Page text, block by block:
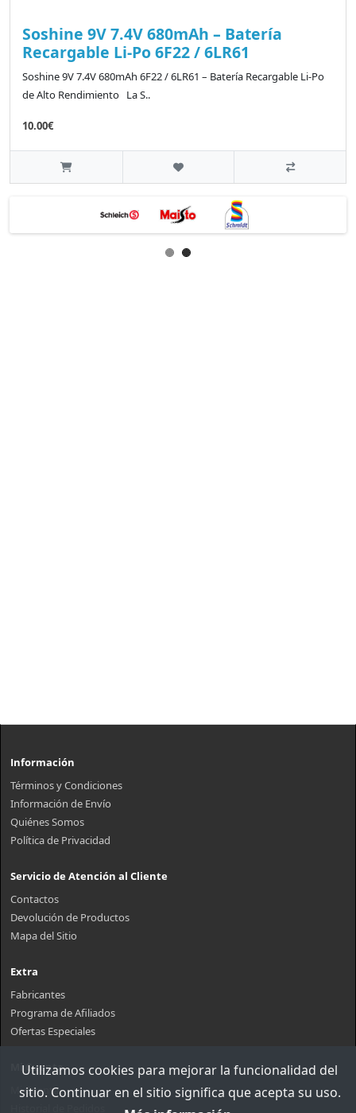
Soshine 9V 7.4V 680mAh – Batería
Recargable Li-Po 6F22 / 6LR61
Soshine 9V 7.4V 680mAh 6F22 / 6LR61 – Batería Recargable Li-Po
de Alto Rendimiento La S..
10.00€
Información
Términos y Condiciones
Información de Envío
Quiénes Somos
Política de Privacidad
Servicio de Atención al Cliente
Contactos
Devolución de Productos
Mapa del Sitio
Extra
Fabricantes
Programa de Afiliados
Ofertas Especiales
Mi Cuenta
Mi Cuenta
Utilizamos cookies para mejorar la funcionalidad del
sitio. Continuar en el sitio significa que acepta su uso.